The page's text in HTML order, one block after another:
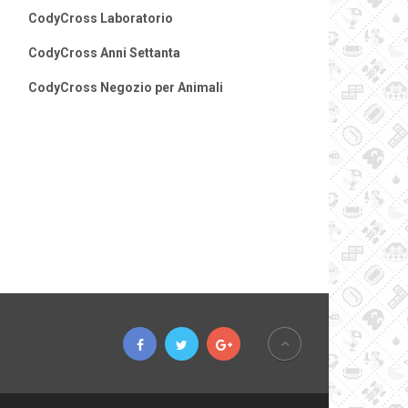
CodyCross Laboratorio
CodyCross Anni Settanta
CodyCross Negozio per Animali